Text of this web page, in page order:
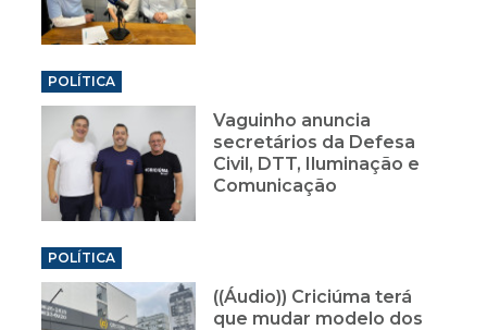
POLÍTICA
Vaguinho anuncia
secretários da Defesa
Civil, DTT, Iluminação e
Comunicação
POLÍTICA
((Áudio)) Criciúma terá
que mudar modelo dos